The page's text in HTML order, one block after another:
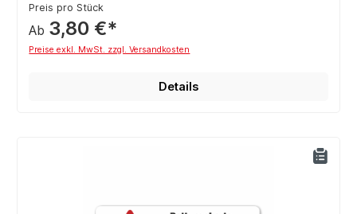
Preis pro Stück
Ab 3,80 €*
Preise exkl. MwSt. zzgl. Versandkosten
Details